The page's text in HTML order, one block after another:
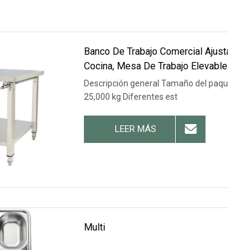
Banco De Trabajo Comercial
Cocina, Mesa De Trabajo Elevable
Descripción general Tamaño del
25,000 kg Diferentes est
LEER MÁS
Multi